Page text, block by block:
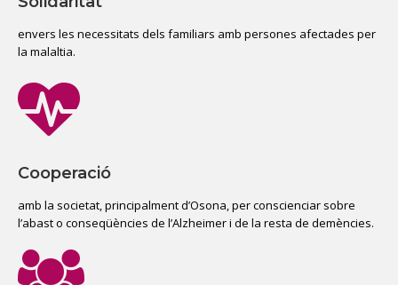
envers les necessitats dels familiars amb persones afectades per
la malaltia.
Cooperació
amb la societat, principalment d’Osona, per conscienciar sobre
l’abast o conseqüències de l’Alzheimer i de la resta de demències.